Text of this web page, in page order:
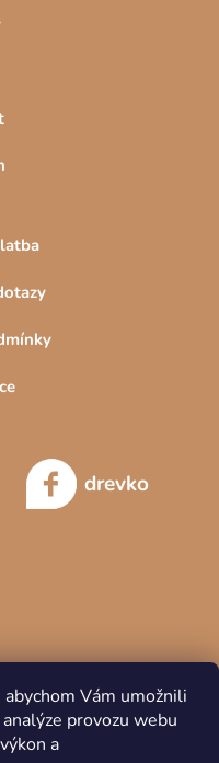
Vám umožnili
provozu webu
a
drevko